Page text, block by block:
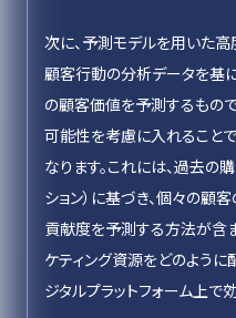
次に、予測モデルを用いた高
顧客行動の分析データを基
の顧客価値を予測するもので
可能性を考慮に入れること
なります。これには、過去の
ション）に基づき、個々の顧
貢献度を予測する方法が含
ケティング資源をどのよう
ジタルプラットフォーム上で